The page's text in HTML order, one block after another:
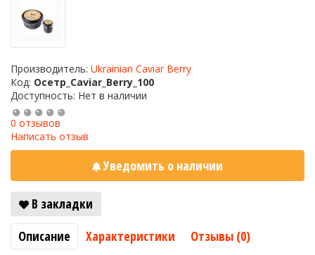
Производитель: Ukrainian Caviar Berry
Код: Осетр_Caviar_Berry_100
Доступность: Нет в наличии
0 отзывов
Написать отзыв
Уведомить о наличии
В закладки
Описание
Характеристики Отзывы (0)